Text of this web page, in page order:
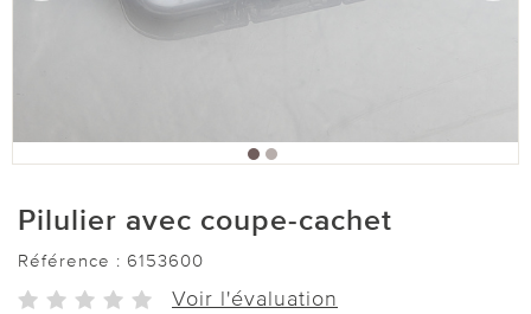
Pilulier avec coupe-cachet
Référence : 6153600
Voir l'évaluation